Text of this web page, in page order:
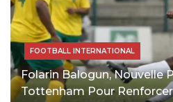
FOOTBALL INTERNATIONAL
Folarin Balogun, Nouvelle
Tottenham Pour